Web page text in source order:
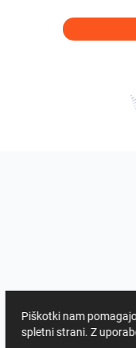
Piškotki nam
spletni strani. Z